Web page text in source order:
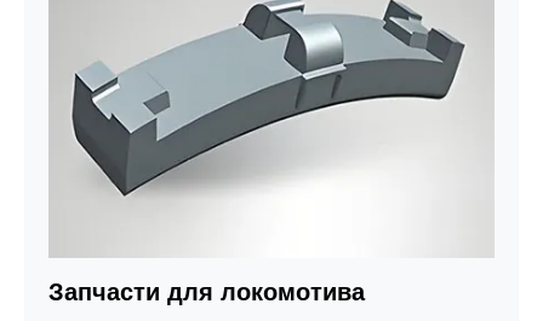
Запчасти для локомотива